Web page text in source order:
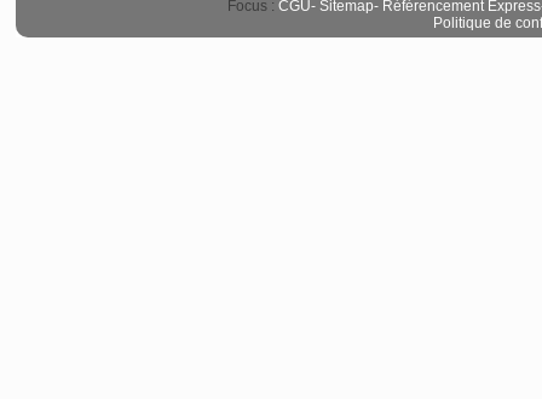
Focus : CGU- Sitemap- Référencement Express
Politique de